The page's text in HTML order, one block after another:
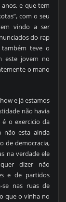
e que tem
com o seu
vindo a ser
do rap
teve o
este jovem no
o mano
e já estamos
não havia
o exercicio da
não esta ainda
de democracia,
na verdade ele
dizer não
e de partidos
se nas ruas de
que o vinha no